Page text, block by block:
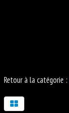
Retour à la catégorie :